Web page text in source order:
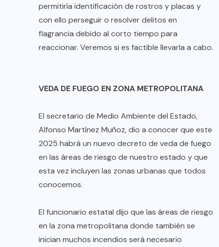
permitiría identificación de rostros y placas y
con ello perseguir o resolver delitos en
flagrancia debido al corto tiempo para
reaccionar. Veremos si es factible llevarla a cabo.
VEDA DE FUEGO EN ZONA METROPOLITANA
El secretario de Medio Ambiente del Estado,
Alfonso Martínez Muñoz, dio a conocer que este
2025 habrá un nuevo decreto de veda de fuego
en las áreas de riesgo de nuestro estado y que
esta vez incluyen las zonas urbanas que todos
conocemos.
El funcionario estatal dijo que las áreas de riesgo
en la zona metropolitana donde también se
inician muchos incendios será necesario